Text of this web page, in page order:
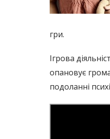
гри.
Ігрова
опановує
подоланні